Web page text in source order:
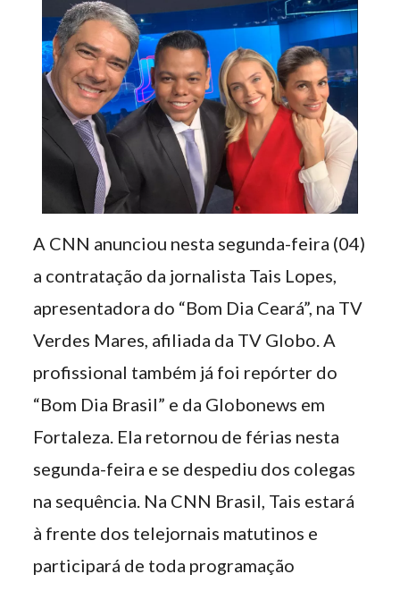
A CNN anunciou nesta segunda-feira (04)
a contratação da jornalista Tais Lopes,
apresentadora do “Bom Dia Ceará”, na TV
Verdes Mares, afiliada da TV Globo. A
profissional também já foi repórter do
“Bom Dia Brasil” e da Globonews em
Fortaleza. Ela retornou de férias nesta
segunda-feira e se despediu dos colegas
na sequência. Na CNN Brasil, Tais estará
à frente dos telejornais matutinos e
participará de toda programação